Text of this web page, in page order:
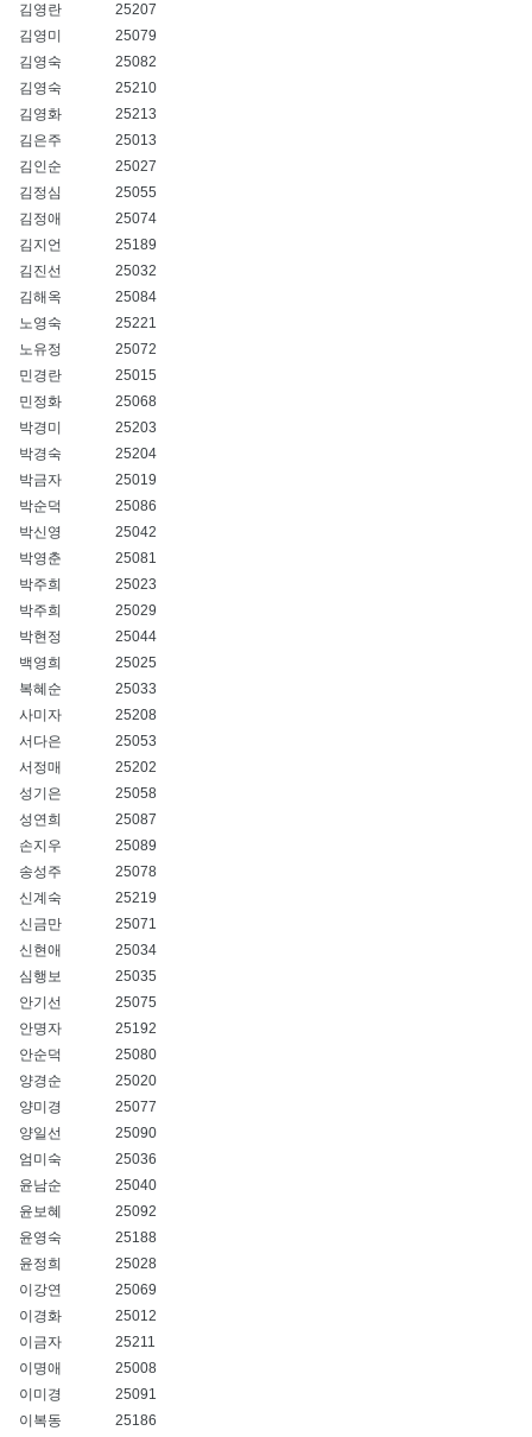
김영란
25207
김영미
25079
김영숙
25082
김영숙
25210
김영화
25213
김은주
25013
김인순
25027
김정심
25055
김정애
25074
김지언
25189
김진선
25032
김해옥
25084
노영숙
25221
노유정
25072
민경란
25015
민정화
25068
박경미
25203
박경숙
25204
박금자
25019
박순덕
25086
박신영
25042
박영춘
25081
박주희
25023
박주희
25029
박현정
25044
백영희
25025
복혜순
25033
사미자
25208
서다은
25053
서정매
25202
성기은
25058
성연희
25087
손지우
25089
송성주
25078
신계숙
25219
신금만
25071
신현애
25034
심행보
25035
안기선
25075
안명자
25192
안순덕
25080
양경순
25020
양미경
25077
양일선
25090
엄미숙
25036
윤남순
25040
윤보혜
25092
윤영숙
25188
윤정희
25028
이강연
25069
이경화
25012
이금자
25211
이명애
25008
이미경
25091
이복동
25186